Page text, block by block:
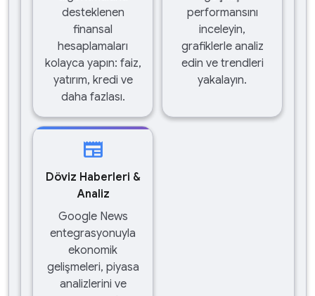
desteklenen
finansal
hesaplamaları
kolayca yapın: faiz,
yatırım, kredi ve
daha fazlası.
performansını
inceleyin,
grafiklerle analiz
edin ve trendleri
yakalayın.
newspaper
Döviz Haberleri &
Analiz
Google News
entegrasyonuyla
ekonomik
gelişmeleri, piyasa
analizlerini ve